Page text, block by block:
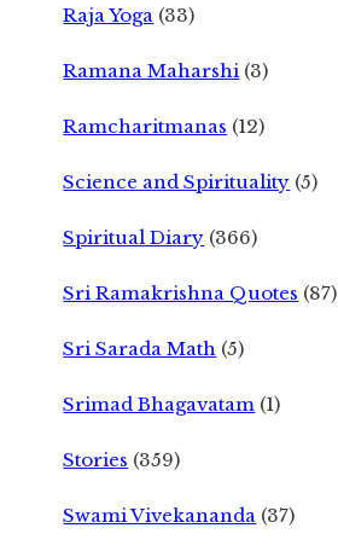
Raja Yoga (33)
Ramana Maharshi (3)
Ramcharitmanas (12)
Science and Spirituality (5)
Spiritual Diary (366)
Sri Ramakrishna Quotes (87)
Sri Sarada Math (5)
Srimad Bhagavatam (1)
Stories (359)
Swami Vivekananda (37)